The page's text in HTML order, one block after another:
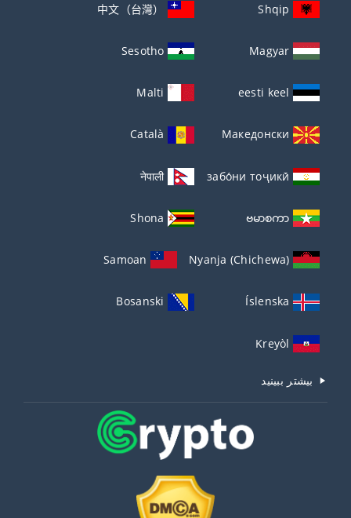
Shqip
中文（台灣）
Magyar
Sesotho
eesti keel
Malti
Македонски
Català
забо́ни тоҷикӣ́
नेपाली
ဗမာစကာ
Shona
Nyanja (Chichewa)
Samoan
Íslenska
Bosanski
Kreyòl
بیشتر ببینید